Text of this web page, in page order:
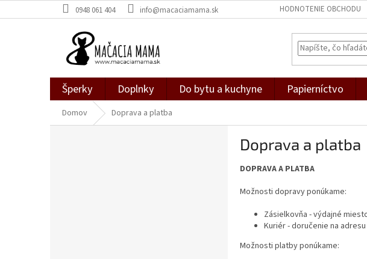
na
0948 061 404 info@macaciamama.sk HODNOTENIE OBCHODU
Šperky Doplnky Do bytu a kuchyne Papierníctvo
Domov Doprava a platba
Doprava a platba
DOPRAVA A PLATBA
Možnosti dopravy ponúkame:
Zásielkovňa - výdajné
Kuriér - doručenie na adresu
Možnosti platby ponúkame: